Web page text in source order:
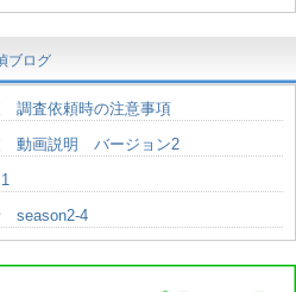
ブログ
調査依頼時の注意事項
動画説明 バージョン2
season2-4